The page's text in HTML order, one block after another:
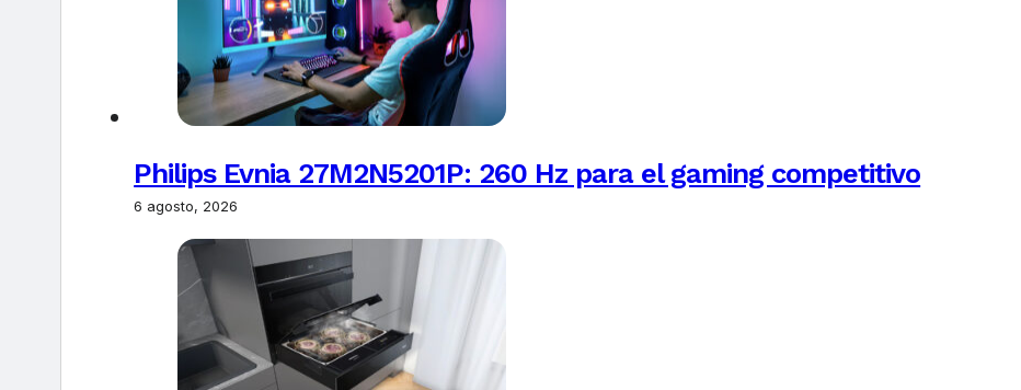
Philips Evnia 27M2N5201P: 260 Hz para el gaming competitivo
6 agosto, 2026